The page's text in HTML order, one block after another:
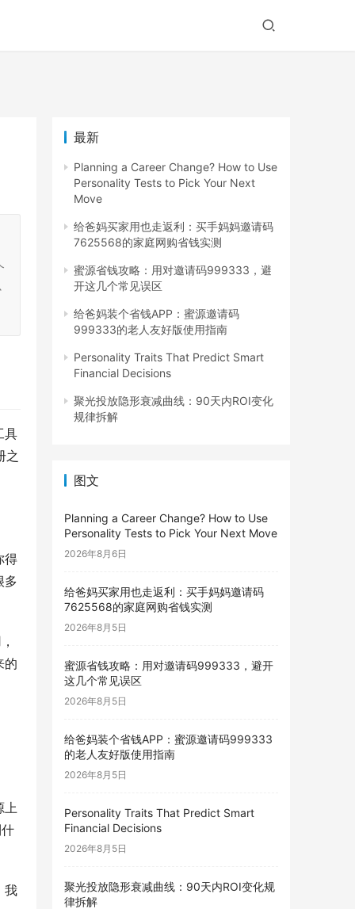
具
之
得
多
的
上
我
最新
Planning a Career Change? How to Use
Personality Tests to Pick Your Next
Move
给爸妈买家用也走返利：买手妈妈邀请码
7625568的家庭网购省钱实测
蜜源省钱攻略：用对邀请码999333，避
开这几个常见误区
给爸妈装个省钱APP：蜜源邀请码
999333的老人友好版使用指南
Personality Traits That Predict Smart
Financial Decisions
聚光投放隐形衰减曲线：90天内ROI变化
规律拆解
图文
Planning a Career Change? How to Use
Personality Tests to Pick Your Next Move
2026年8月6日
给爸妈买家用也走返利：买手妈妈邀请码
7625568的家庭网购省钱实测
2026年8月5日
蜜源省钱攻略：用对邀请码999333，避开
这几个常见误区
2026年8月5日
给爸妈装个省钱APP：蜜源邀请码999333
的老人友好版使用指南
2026年8月5日
Personality Traits That Predict Smart
Financial Decisions
2026年8月5日
聚光投放隐形衰减曲线：90天内ROI变化规
律拆解